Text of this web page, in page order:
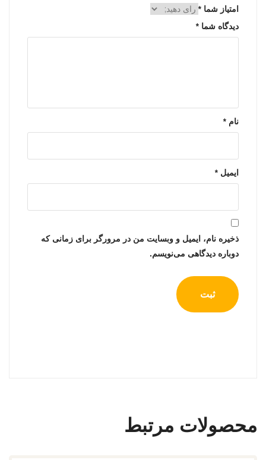
امتیاز شما *
دیدگاه شما *
نام *
ایمیل *
ذخیره نام، ایمیل و وبسایت من در مرورگر برای زمانی که
دوباره دیدگاهی می‌نویسم.
محصولات مرتبط